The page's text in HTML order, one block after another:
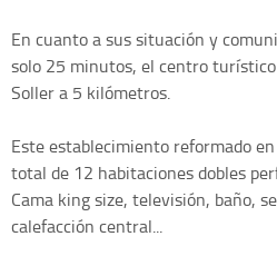
En cuanto a sus situación y
solo 25 minutos, el centro
Soller a 5 kilómetros.
Este establecimiento reformado
total de 12 habitaciones dobles
Cama king size, televisión, baño,
calefacción central...